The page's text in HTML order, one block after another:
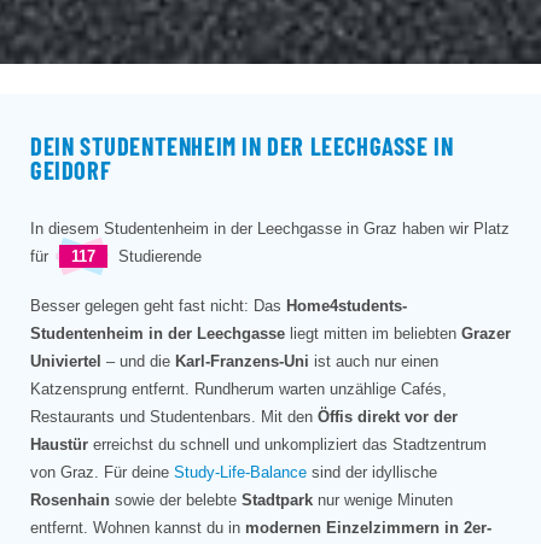
DEIN STUDENTENHEIM IN DER LEECHGASSE IN
GEIDORF
In diesem Studentenheim in der Leechgasse in Graz haben wir Platz
für
117 Studierende
Besser gelegen geht fast nicht: Das Home4students-
Studentenheim in der Leechgasse liegt mitten im beliebten Grazer
Univiertel – und die Karl-Franzens-Uni ist auch nur einen
Katzensprung entfernt. Rundherum warten unzählige Cafés,
Restaurants und Studentenbars. Mit den Öffis direkt vor der
Haustür erreichst du schnell und unkompliziert das Stadtzentrum
von Graz. Für deine Study-Life-Balance sind der idyllische
Rosenhain sowie der belebte Stadtpark nur wenige Minuten
entfernt. Wohnen kannst du in modernen Einzelzimmern in 2er-